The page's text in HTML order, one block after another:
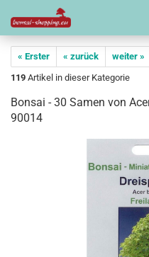
« Erster « zurück weiter »
119 Artikel in dieser Kategorie
Bonsai - 30 Samen von
90014